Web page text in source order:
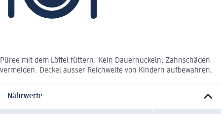
Püree mit dem Löffel füttern. Kein Dauernuckeln, Zahnschäden
vermeiden. Deckel ausser Reichweite von Kindern aufbewahren.
Nährwerte